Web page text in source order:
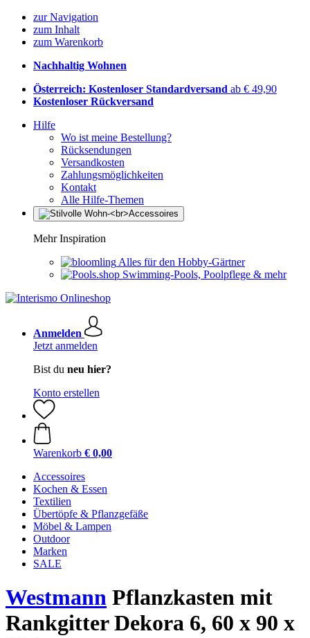
zur Navigation
zum Inhalt
zum Warenkorb
Nachhaltig Wohnen
Österreich: Kostenloser Standardversand ab € 49,90
Kostenloser Rückversand
Hilfe
Wo ist meine Bestellung?
Rücksendungen
Versandkosten
Zahlungsmöglichkeiten
Kontakt
Alle Hilfe-Themen
Mehr Inspiration
Alles für den Hobby-Gärtner
Swimming-Pools, Poolpflege & mehr
Anmelden
Jetzt anmelden
Bist du neu hier?
Konto erstellen
Warenkorb € 0,00
Accessoires
Kochen & Essen
Textilien
Übertöpfe & Pflanzgefäße
Möbel & Lampen
Outdoor
Marken
SALE
Westmann Pflanzkasten mit
Rankgitter Dekora 6, 60 x 90 x